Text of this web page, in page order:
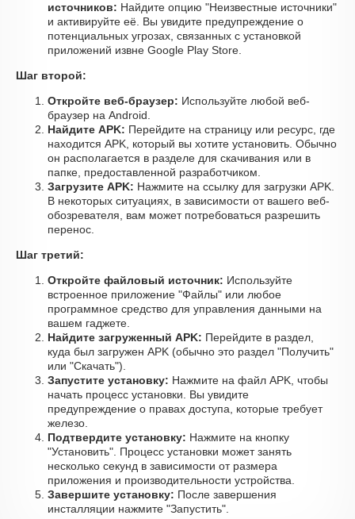
источников: Найдите опцию "Неизвестные источники"
и активируйте её. Вы увидите предупреждение о
потенциальных угрозах, связанных с установкой
приложений извне Google Play Store.
Шаг второй:
Откройте веб-браузер: Используйте любой веб-
браузер на Android.
Найдите APK: Перейдите на страницу или ресурс, где
находится APK, который вы хотите установить. Обычно
он располагается в разделе для скачивания или в
папке, предоставленной разработчиком.
Загрузите APK: Нажмите на ссылку для загрузки APK.
В некоторых ситуациях, в зависимости от вашего веб-
обозревателя, вам может потребоваться разрешить
перенос.
Шаг третий:
Откройте файловый источник: Используйте
встроенное приложение "Файлы" или любое
программное средство для управления данными на
вашем гаджете.
Найдите загруженный APK: Перейдите в раздел,
куда был загружен APK (обычно это раздел "Получить"
или "Скачать").
Запустите установку: Нажмите на файл APK, чтобы
начать процесс установки. Вы увидите
предупреждение о правах доступа, которые требует
железо.
Подтвердите установку: Нажмите на кнопку
"Установить". Процесс установки может занять
несколько секунд в зависимости от размера
приложения и производительности устройства.
Завершите установку: После завершения
инсталляции нажмите "Запустить".